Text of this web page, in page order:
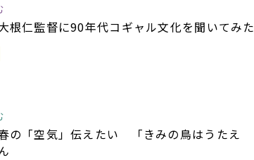
根仁監督に90年代コギャル文化を聞いてみた
の「空気」伝えたい 「きみの鳥はうたえ